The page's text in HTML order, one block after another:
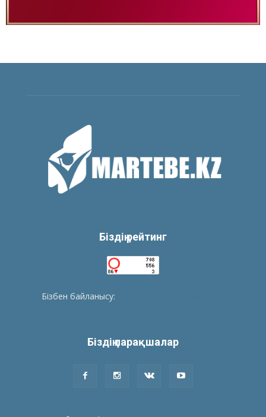
Біздің рейтинг
Бізбен байланысу:
Біздің парақшалар